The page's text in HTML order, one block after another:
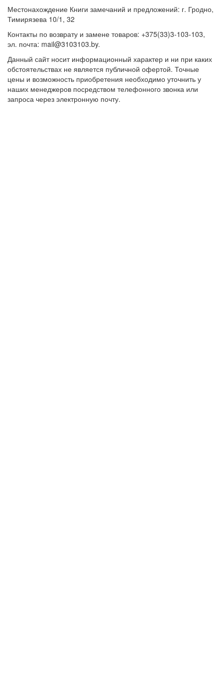
Местонахождение Книги замечаний и предложений: г. Гродно,
Тимирязева 10/1, 32
Контакты по возврату и замене товаров: +375(33)3-103-103,
эл. почта: mail@3103103.by.
Данный сайт носит информационный характер и ни при каких
обстоятельствах не является публичной офертой. Точные
цены и возможность приобретения необходимо уточнить у
наших менеджеров посредством телефонного звонка или
запроса через электронную почту.